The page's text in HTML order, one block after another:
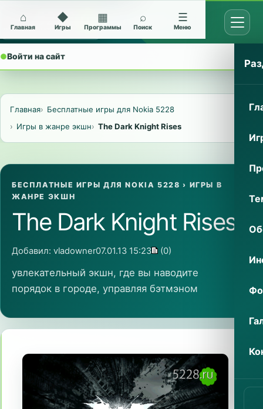
Архив Nokia 5228
●Войти на сайт
⌂
Главная
◆
Игры
▦
Программы
⌕
Поиск
☰
Меню
Главная
Бесплатные игры для Nokia 5228
Игры в жанре экшн
The Dark Knight Rises
БЕСПЛАТНЫЕ ИГРЫ ДЛЯ NOKIA 5228 › ИГРЫ В
ЖАНРЕ ЭКШН
The Dark Knight Rises
Добавил: vladowner07.01.13 15:23 (0)
увлекательный экшн, где вы наводите
порядок в городе, управляя бэтмэном